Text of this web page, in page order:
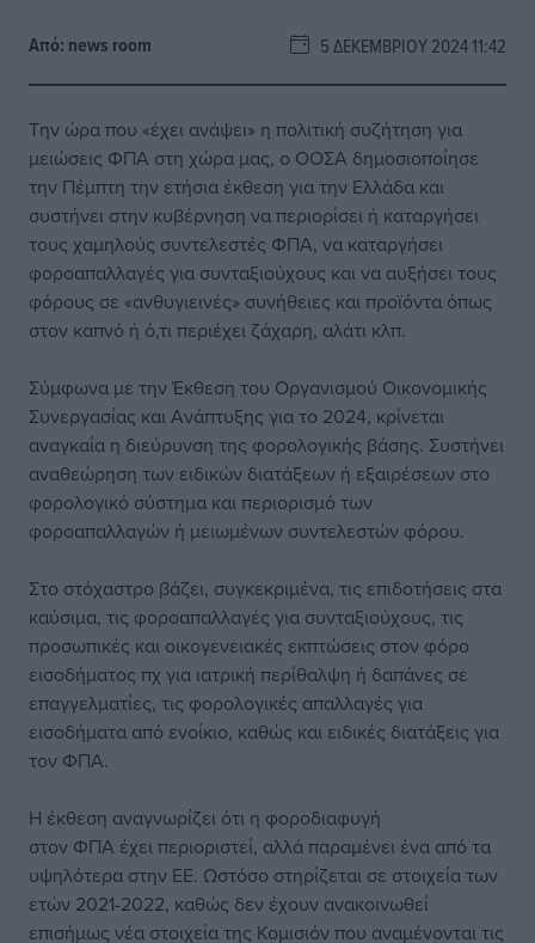
Από: news room 5 ΔΕΚΕΜΒΡΊΟΥ 2024 11:42
Την ώρα που «έχει ανάψει» η πολιτική συζήτηση για
μειώσεις ΦΠΑ στη χώρα μας, ο ΟΟΣΑ δημοσιοποίησε
την Πέμπτη την ετήσια έκθεση για την Ελλάδα και
συστήνει στην κυβέρνηση να περιορίσει ή καταργήσει
τους χαμηλούς συντελεστές ΦΠΑ, να καταργήσει
φοροαπαλλαγές για συνταξιούχους και να αυξήσει τους
φόρους σε «ανθυγιεινές» συνήθειες και προϊόντα όπως
στον καπνό ή ό,τι περιέχει ζάχαρη, αλάτι κλπ.
Σύμφωνα με την Έκθεση του Οργανισμού Οικονομικής
Συνεργασίας και Ανάπτυξης για το 2024, κρίνεται
αναγκαία η διεύρυνση της φορολογικής βάσης. Συστήνει
αναθεώρηση των ειδικών διατάξεων ή εξαιρέσεων στο
φορολογικό σύστημα και περιορισμό των
φοροαπαλλαγών ή μειωμένων συντελεστών φόρου.
Στο στόχαστρο βάζει, συγκεκριμένα, τις επιδοτήσεις στα
καύσιμα, τις φοροαπαλλαγές για συνταξιούχους, τις
προσωπικές και οικογενειακές εκπτώσεις στον φόρο
εισοδήματος πχ για ιατρική περίθαλψη ή δαπάνες σε
επαγγελματίες, τις φορολογικές απαλλαγές για
εισοδήματα από ενοίκιο, καθώς και ειδικές διατάξεις για
τον ΦΠΑ.
Η έκθεση αναγνωρίζει ότι η φοροδιαφυγή
στον ΦΠΑ έχει περιοριστεί, αλλά παραμένει ένα από τα
υψηλότερα στην ΕΕ. Ωστόσο στηρίζεται σε στοιχεία των
ετών 2021-2022, καθώς δεν έχουν ανακοινωθεί
επισήμως νέα στοιχεία της Κομισιόν που αναμένονται τις